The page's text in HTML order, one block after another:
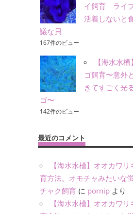
イ飼育 ライ
活着しないと
議な貝
167件のビュー
【海水水
ゴ飼育〜意外
きてすごく光
ゴ〜
142件のビュー
最近のコメント
【海水水槽】オオカワ
育方法。オモチャみたいな
チャク飼育 に pornip より
【海水水槽】オオカワ